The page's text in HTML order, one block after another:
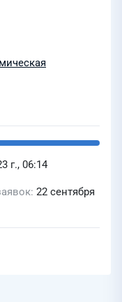
г., 06:14
22 сентября